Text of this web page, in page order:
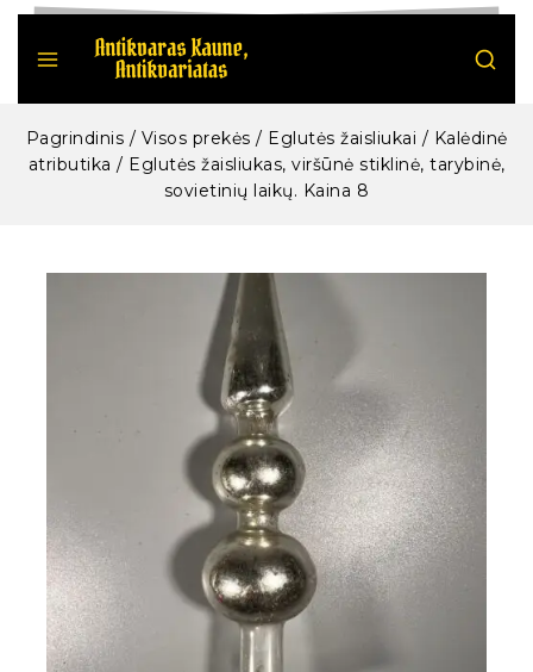
Pagrindinis / Visos prekės / Eglutės žaisliukai / Kalėdinė
atributika / Eglutės žaisliukas, viršūnė stiklinė, tarybinė,
sovietinių laikų. Kaina 8